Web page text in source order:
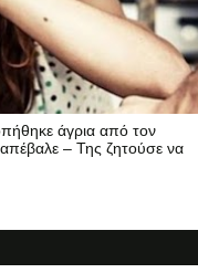
άγρια από τον
– Της ζητούσε να